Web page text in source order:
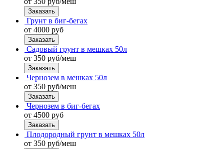
Заказать
Грунт в биг-бегах
от 4000 руб
Заказать
Садовый грунт в мешках 50л
от 350 руб/меш
Заказать
Чернозем в мешках 50л
от 350 руб/меш
Заказать
Чернозем в биг-бегах
от 4500 руб
Заказать
Плодородный грунт в мешках 50л
от 350 руб/меш